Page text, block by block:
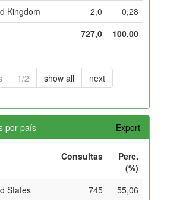
Kingdom
2,0
0,28
727,0
100,00
1/2 show all next
por país Export
Consultas
Perc.
(%)
States
745
55,06